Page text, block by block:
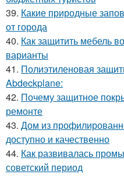
39. Какие природные
от города
40. Как защитить мебель
варианты
41. Полиэтиленовая
Abdeckplane:
42. Почему защитное
ремонте
43. Дом из
доступно и качественно
44. Как развивалась
советский период